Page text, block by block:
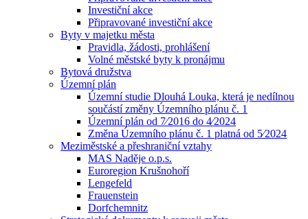
Investiční akce
Připravované investiční akce
Byty v majetku města
Pravidla, žádosti, prohlášení
Volné městské byty k pronájmu
Bytová družstva
Územní plán
Územní studie Dlouhá Louka, která je nedílnou
součástí změny Územního plánu č. 1
Územní plán od 7⁄2016 do 4⁄2024
Změna Územního plánu č. 1 platná od 5⁄2024
Meziměstské a přeshraniční vztahy
MAS Naděje o.p.s.
Euroregion Krušnohoří
Lengefeld
Frauenstein
Dorfchemnitz